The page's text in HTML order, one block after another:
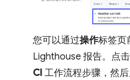
您可以通过操作标签页
Lighthouse 报告。点
CI 工作流程步骤，然